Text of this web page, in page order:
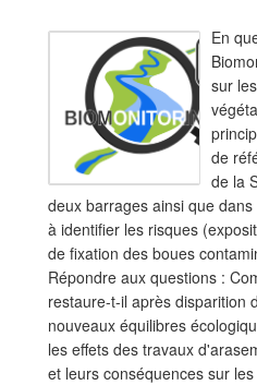
En
sur
de
de la
deux barrages ainsi que
à identifier les risques
de fixation des boues
Répondre aux questions :
restaure-t-il après disparition
nouveaux équilibres
les effets des travaux
et leurs conséquences sur